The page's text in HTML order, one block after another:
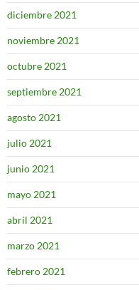
diciembre 2021
noviembre 2021
octubre 2021
septiembre 2021
agosto 2021
julio 2021
junio 2021
mayo 2021
abril 2021
marzo 2021
febrero 2021